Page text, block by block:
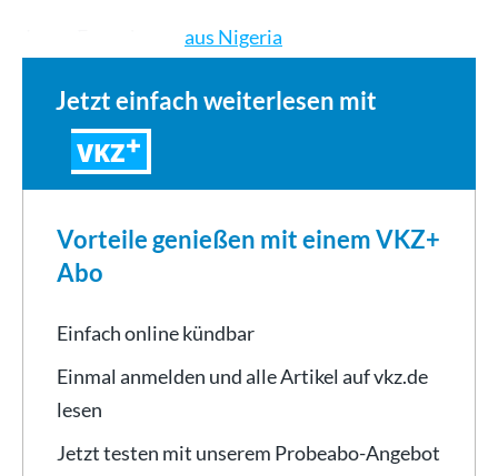
aus Nigeria
Jetzt einfach weiterlesen mit
VKZ
Vorteile genießen mit einem VKZ+
Abo
Einfach online kündbar
Einmal anmelden und alle Artikel auf vkz.de
lesen
Jetzt testen mit unserem Probeabo-Angebot